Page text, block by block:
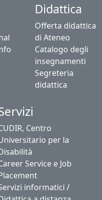
Didattica
Offerta didattica
di Ateneo
Catalogo degli
insegnamenti
Segreteria
didattica
Centro
per la
Service e Job
informatici /